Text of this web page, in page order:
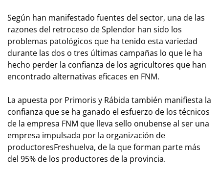
Según han manifestado fuentes del sector, una de las
razones del retroceso de Splendor han sido los
problemas patológicos que ha tenido esta variedad
durante las dos o tres últimas campañas lo que le ha
hecho perder la confianza de los agricultores que han
encontrado alternativas eficaces en FNM.
La apuesta por Primoris y Rábida también manifiesta la
confianza que se ha ganado el esfuerzo de los técnicos
de la empresa FNM que lleva sello onubense al ser una
empresa impulsada por la organización de
productoresFreshuelva, de la que forman parte más
del 95% de los productores de la provincia.